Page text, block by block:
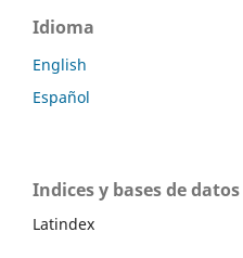
Idioma
English
Español
Indices y bases de datos
Latindex